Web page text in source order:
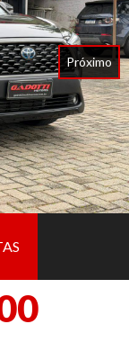
Próximo